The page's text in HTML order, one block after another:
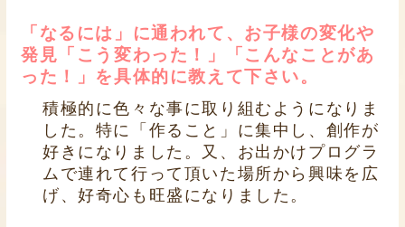
「なるには」に通われて、お子様の変化や
発見「こう変わった！」「こんなことがあ
った！」を具体的に教えて下さい。
積極的に色々な事に取り組むようになりま
した。特に「作ること」に集中し、創作が
好きになりました。又、お出かけプログラ
ムで連れて行って頂いた場所から興味を広
げ、好奇心も旺盛になりました。